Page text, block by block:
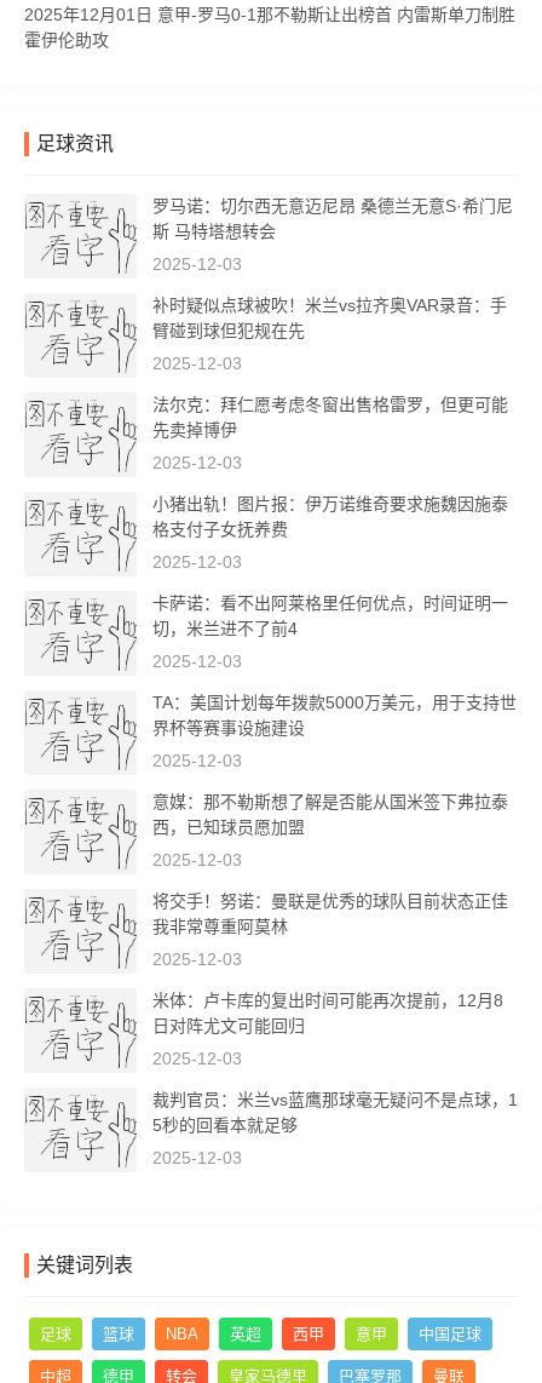
2025年12月01日 意甲-罗马0-1那不勒斯让出榜首 内雷斯单刀制胜
霍伊伦助攻
足球资讯
罗马诺：切尔西无意迈尼昂 桑德兰无意S·希门尼
斯 马特塔想转会
2025-12-03
补时疑似点球被吹！米兰vs拉齐奥VAR录音：手
臂碰到球但犯规在先
2025-12-03
法尔克：拜仁愿考虑冬窗出售格雷罗，但更可能
先卖掉博伊
2025-12-03
小猪出轨！图片报：伊万诺维奇要求施魏因施泰
格支付子女抚养费
2025-12-03
卡萨诺：看不出阿莱格里任何优点，时间证明一
切，米兰进不了前4
2025-12-03
TA：美国计划每年拨款5000万美元，用于支持世
界杯等赛事设施建设
2025-12-03
意媒：那不勒斯想了解是否能从国米签下弗拉泰
西，已知球员愿加盟
2025-12-03
将交手！努诺：曼联是优秀的球队目前状态正佳
我非常尊重阿莫林
2025-12-03
米体：卢卡库的复出时间可能再次提前，12月8
日对阵尤文可能回归
2025-12-03
裁判官员：米兰vs蓝鹰那球毫无疑问不是点球，1
5秒的回看本就足够
2025-12-03
关键词列表
足球 篮球 NBA 英超 西甲 意甲 中国足球
中超 德甲 转会 皇家马德里 巴塞罗那 曼联